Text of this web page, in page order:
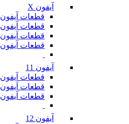
آیفون X
قطعات آیفون X
قطعات آیفون XR
قطعات آیفون XS
قطعات آیفون XS Max
آیفون 11
قطعات آیفون 11
قطعات آیفون 11Pro
قطعات آیفون 11Pro Max
آیفون 12